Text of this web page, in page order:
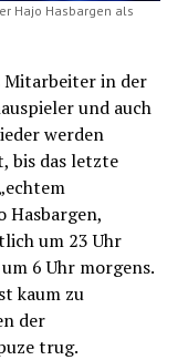
Hajo Hasbargen als
Mitarbeiter in der
und auch
werden
bis das letzte
Hasbargen,
um 23 Uhr
6 Uhr morgens.
kaum zu
der
trug.